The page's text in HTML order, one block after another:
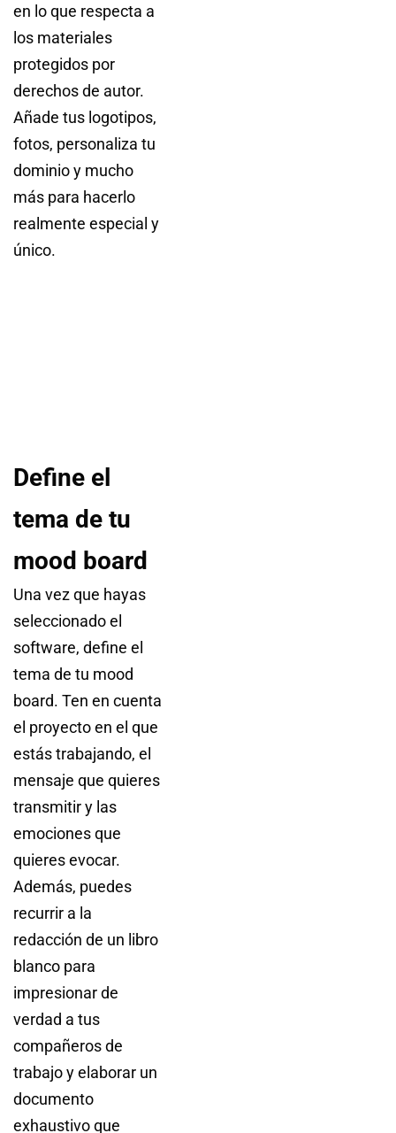
en lo que respecta a
los materiales
protegidos por
derechos de autor.
Añade tus logotipos,
fotos, personaliza tu
dominio y mucho
más para hacerlo
realmente especial y
único.
Define el
tema de tu
mood board
Una vez que hayas
seleccionado el
software, define el
tema de tu mood
board. Ten en cuenta
el proyecto en el que
estás trabajando, el
mensaje que quieres
transmitir y las
emociones que
quieres evocar.
Además, puedes
recurrir a la
redacción de un libro
blanco para
impresionar de
verdad a tus
compañeros de
trabajo y elaborar un
documento
exhaustivo que